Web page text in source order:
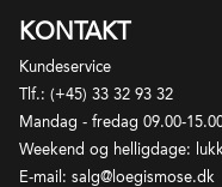
KONTAKT
Kundeservice
Tlf.: (+45) 33 32 93 32
Mandag - fredag 09.00-
Weekend og helligdage:
E-mail: salg@loegismose.dk